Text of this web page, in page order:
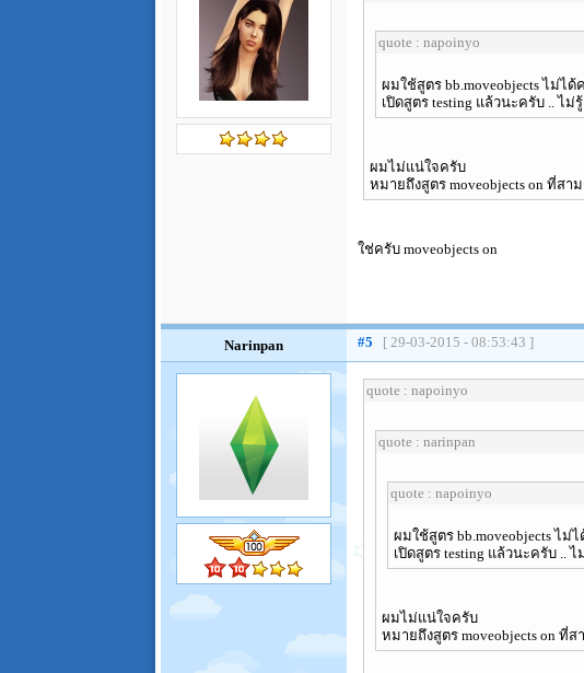
quote : napoinyo
ผมใช้สูตร bb.moveobjects ไม่ได้
เปิดสูตร testing แล้วนะครับ .. ไ
ผมไม่แน่ใจครับ
หมายถึงสูตร moveobjects on ที่ส
ใช่ครับ moveobjects on
Narinpan #5 [ 29-03-2015 - 08:53:43 ]
quote : napoinyo
quote : narinpan
quote : napoinyo
ผมใช้สูตร bb.moveobjects ไม่
เปิดสูตร testing แล้วนะครับ ..
ผมไม่แน่ใจครับ
หมายถึงสูตร moveobjects on ที่